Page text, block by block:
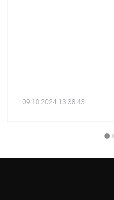
09.10.2024 13:38:43